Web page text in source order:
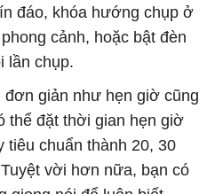
đáo, khóa hướng chụp ở
cảnh, hoặc bật đèn
lần chụp.
giản như hẹn giờ cũng
thể đặt thời gian hẹn giờ
tiêu chuẩn thành 20, 30
vời hơn nữa, bạn có